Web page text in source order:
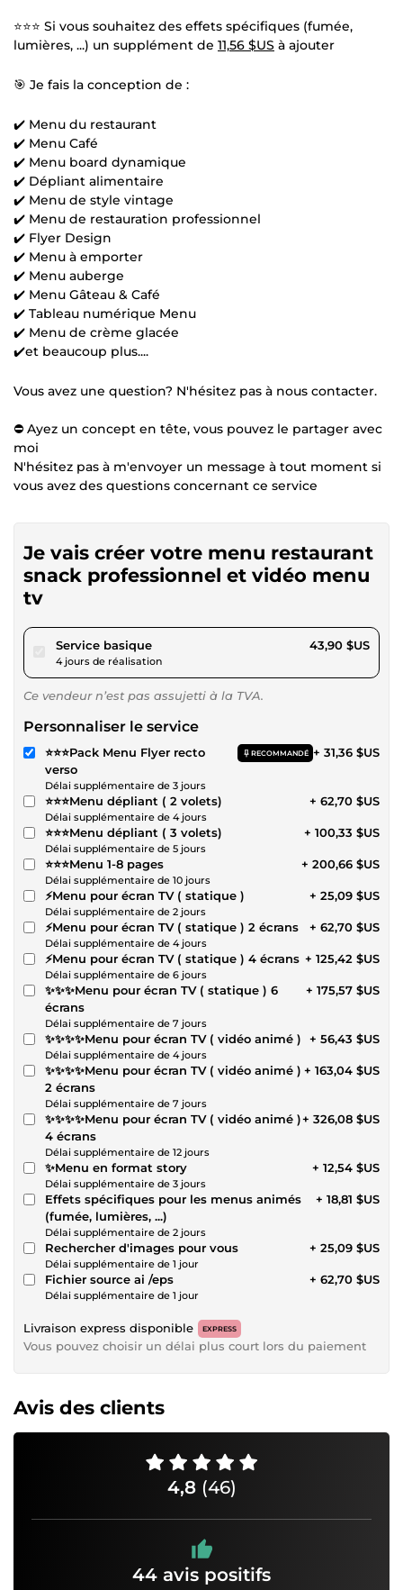
⭐⭐⭐ Si vous souhaitez des effets spécifiques (fumée,
lumières, ...) un supplément de 11,56 $US à ajouter
🎯 Je fais la conception de :
✔️ Menu du restaurant
✔️ Menu Café
✔️ Menu board dynamique
✔️ Dépliant alimentaire
✔️ Menu de style vintage
✔️ Menu de restauration professionnel
✔️ Flyer Design
✔️ Menu à emporter
✔️ Menu auberge
✔️ Menu Gâteau & Café
✔️ Tableau numérique Menu
✔️ Menu de crème glacée
✔️et beaucoup plus....
Vous avez une question? N'hésitez pas à nous contacter.
⛔ Ayez un concept en tête, vous pouvez le partager avec
moi
N'hésitez pas à m'envoyer un message à tout moment si
vous avez des questions concernant ce service
Je vais créer votre menu restaurant
snack professionnel et vidéo menu
tv
Service basiquepour 40,46 $US
4 jours de réalisation
43,90 $US
Ce vendeur n’est pas assujetti à la TVA.
Personnaliser le service
⭐⭐⭐Pack Menu Flyer recto
verso
RECOMMANDÉ
Délai supplémentaire de 3 jours
+ 31,36 $US
⭐⭐⭐Menu dépliant ( 2 volets)
Délai supplémentaire de 4 jours
+ 62,70 $US
⭐⭐⭐Menu dépliant ( 3 volets)
Délai supplémentaire de 5 jours
+ 100,33 $US
⭐⭐⭐Menu 1-8 pages
Délai supplémentaire de 10 jours
+ 200,66 $US
⚡Menu pour écran TV ( statique )
Délai supplémentaire de 2 jours
+ 25,09 $US
⚡Menu pour écran TV ( statique ) 2 écrans
Délai supplémentaire de 4 jours
+ 62,70 $US
⚡Menu pour écran TV ( statique ) 4 écrans
Délai supplémentaire de 6 jours
+ 125,42 $US
✨✨✨Menu pour écran TV ( statique ) 6
écrans
Délai supplémentaire de 7 jours
+ 175,57 $US
✨✨✨✨Menu pour écran TV ( vidéo animé )
Délai supplémentaire de 4 jours
+ 56,43 $US
✨✨✨✨Menu pour écran TV ( vidéo animé )
2 écrans
Délai supplémentaire de 7 jours
+ 163,04 $US
✨✨✨✨Menu pour écran TV ( vidéo animé )
4 écrans
Délai supplémentaire de 12 jours
+ 326,08 $US
✨Menu en format story
Délai supplémentaire de 3 jours
+ 12,54 $US
Effets spécifiques pour les menus animés
(fumée, lumières, ...)
Délai supplémentaire de 2 jours
+ 18,81 $US
Rechercher d'images pour vous
Délai supplémentaire de 1 jour
+ 25,09 $US
Fichier source ai /eps
Délai supplémentaire de 1 jour
+ 62,70 $US
Livraison express disponible EXPRESS
Vous pouvez choisir un délai plus court lors du paiement
Avis des clients
4,8 (46)
44 avis positifs